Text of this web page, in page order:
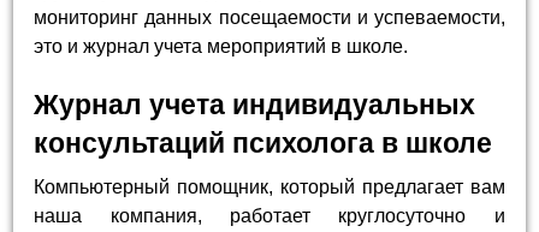
мониторинг данных посещаемости и успеваемости,
это и журнал учета мероприятий в школе.
Журнал учета индивидуальных
консультаций психолога в школе
Компьютерный помощник, который предлагает вам
наша компания, работает круглосуточно и